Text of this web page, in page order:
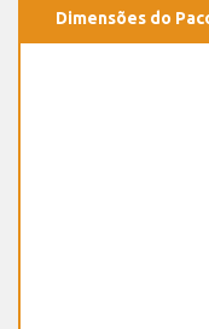
Dimensões do